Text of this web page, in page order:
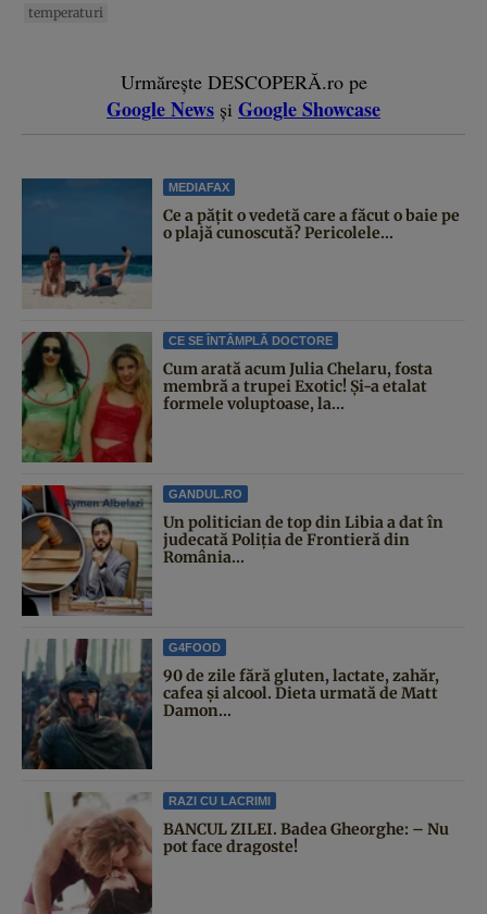
temperaturi
Urmărește DESCOPERĂ.ro pe
Google News și Google Showcase
MEDIAFAX
Ce a pățit o vedetă care a făcut o baie pe
o plajă cunoscută? Pericolele...
CE SE ÎNTÂMPLĂ DOCTORE
Cum arată acum Julia Chelaru, fosta
membră a trupei Exotic! Și-a etalat
formele voluptoase, la...
GANDUL.RO
Un politician de top din Libia a dat în
judecată Poliția de Frontieră din
România...
G4FOOD
90 de zile fără gluten, lactate, zahăr,
cafea și alcool. Dieta urmată de Matt
Damon...
RAZI CU LACRIMI
BANCUL ZILEI. Badea Gheorghe: – Nu
pot face dragoste!